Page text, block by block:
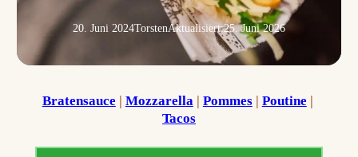
20. Juni 2024TorstenAktualisiert:25. Juni 2026
Bratensauce | Mozzarella | Pommes | Poutine
Tacos